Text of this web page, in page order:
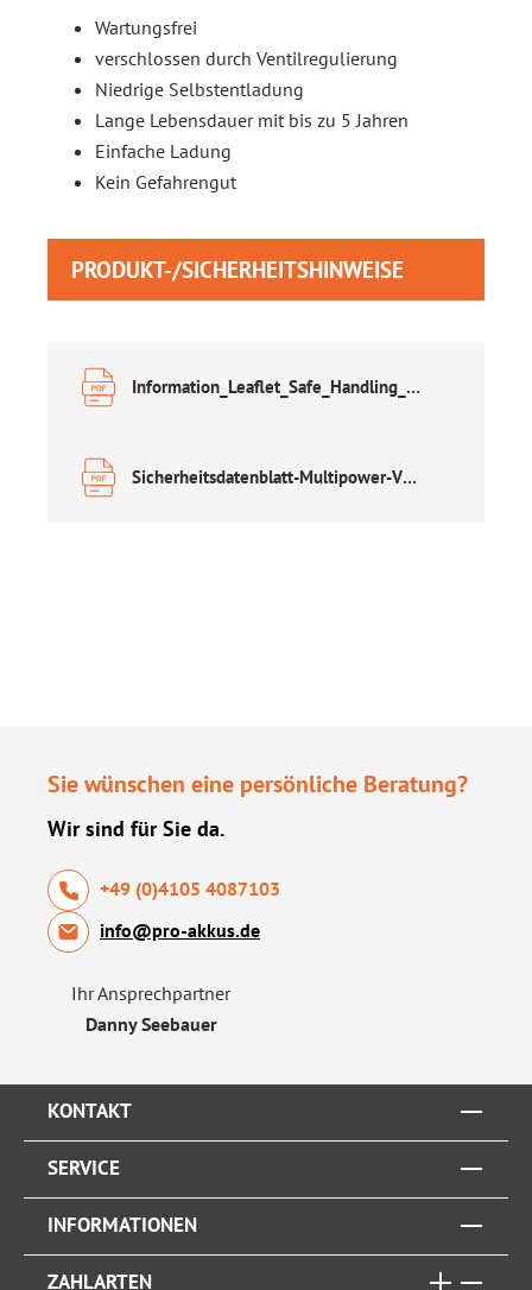
Wartungsfrei
verschlossen durch Ventilregulierung
Niedrige Selbstentladung
Lange Lebensdauer mit bis zu 5 Jahren
Einfache Ladung
Kein Gefahrengut
PRODUKT-/SICHERHEITSHINWEISE
Information_Leaflet_Safe_Handling_of_Lead_Acid_Accumulators.pdf
Sicherheitsdatenblatt-Multipower-VRLA.pdf
Sie wünschen eine persönliche Beratung?
Wir sind für Sie da.
+49 (0)4105 4087103
info@pro-akkus.de
Ihr Ansprechpartner
Danny Seebauer
KONTAKT
SERVICE
INFORMATIONEN
ZAHLARTEN